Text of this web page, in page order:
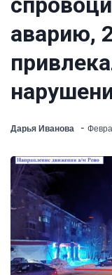
аварию,
Дарья Иванова